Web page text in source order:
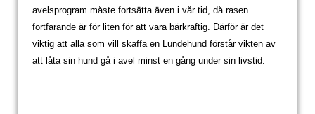
avelsprogram måste fortsätta även i vår tid, då rasen
fortfarande är för liten för att vara bärkraftig. Därför är det
viktig att alla som vill skaffa en Lundehund förstår vikten av
att låta sin hund gå i avel minst en gång under sin livstid.